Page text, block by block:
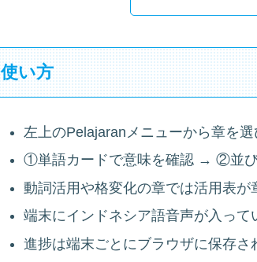
使い方
左上のPelajaranメニューから章を
①単語カードで意味を確認 → ②並
動詞活用や格変化の章では活用表が
端末にインドネシア語音声が入って
進捗は端末ごとにブラウザに保存さ